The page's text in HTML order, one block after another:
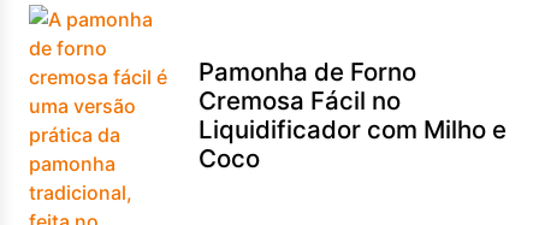
Pamonha de Forno
Cremosa Fácil no
Liquidificador com Milho e
Coco